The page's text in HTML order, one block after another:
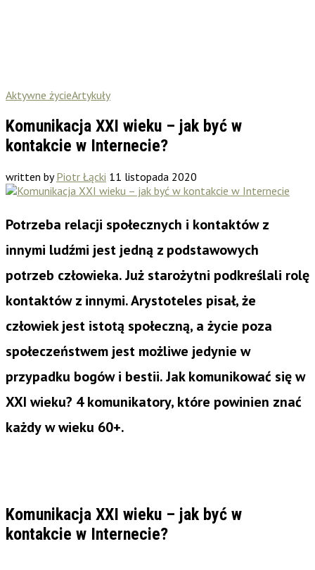
Aktywne życieArtykuły
Komunikacja XXI wieku – jak być w
kontakcie w Internecie?
written byPiotr Łącki 11 listopada 2020
Potrzeba relacji społecznych i kontaktów z
innymi ludźmi jest jedną z podstawowych
potrzeb człowieka. Już starożytni podkreślali rolę
kontaktów z innymi. Arystoteles pisał, że
człowiek jest istotą społeczną, a życie poza
społeczeństwem jest możliwe jedynie w
przypadku bogów i bestii. Jak komunikować się w
XXI wieku? 4 komunikatory, które powinien znać
każdyw wieku 60+.
Komunikacja XXI wieku – jak być w
kontakcie w Internecie?